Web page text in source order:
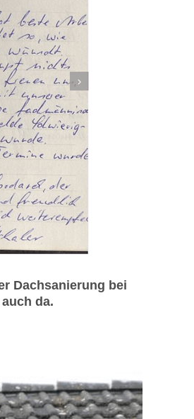
Dachsanierung bei
da.